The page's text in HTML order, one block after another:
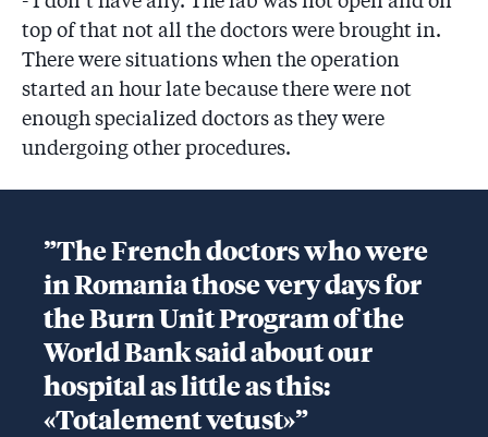
top of that not all the doctors were brought in.
There were situations when the operation
started an hour late because there were not
enough specialized doctors as they were
undergoing other procedures.
”The French doctors who were
in Romania those very days for
the Burn Unit Program of the
World Bank said about our
hospital as little as this:
«Totalement vetust»”